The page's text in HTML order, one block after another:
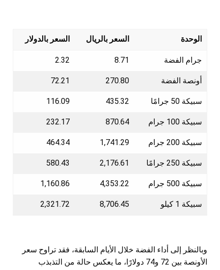
الوحدة السعر بالريال السعر بالدولار
جرام الفضة 8.71
2.32
أونصة الفضة 270.80
72.21
سبيكة 50 جرامًا 435.32
116.09
سبيكة 100 جرام 870.64
232.17
سبيكة 200 جرام 1,741.29
464.34
سبيكة 250 جرامًا 2,176.61
580.43
سبيكة 500 جرام 4,353.22
1,160.86
سبيكة 1 كيلو 8,706.45
2,321.72
وبالنظر إلى أداء الفضة خلال الأيام السابقة، فقد تراوح سعر
الأونصة بين 72 و74 دولارًا، ما يعكس حالة من التذبذب